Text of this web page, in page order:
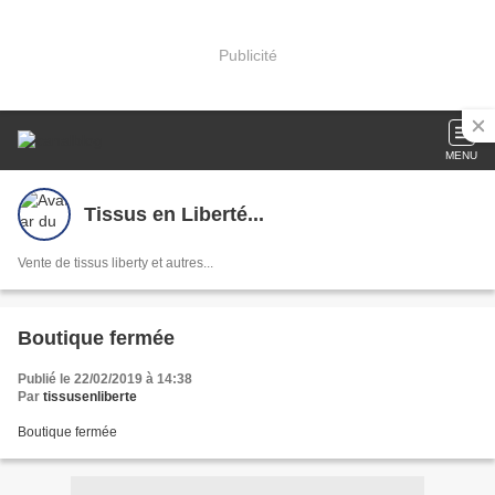
Publicité
MENU
Tissus en Liberté...
Vente de tissus liberty et autres...
Boutique fermée
Publié le 22/02/2019 à 14:38
Par tissusenliberte
Boutique fermée